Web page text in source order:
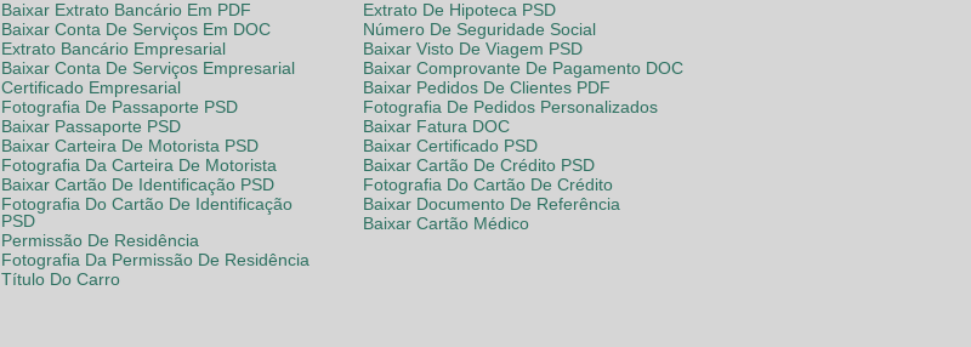
Baixar Extrato Bancário Em PDF
Baixar Conta De Serviços Em DOC
Extrato Bancário Empresarial
Baixar Conta De Serviços Empresarial
Certificado Empresarial
Fotografia De Passaporte PSD
Baixar Passaporte PSD
Baixar Carteira De Motorista PSD
Fotografia Da Carteira De Motorista
Baixar Cartão De Identificação PSD
Fotografia Do Cartão De Identificação
PSD
Permissão De Residência
Fotografia Da Permissão De Residência
Título Do Carro
Extrato De Hipoteca PSD
Número De Seguridade Social
Baixar Visto De Viagem PSD
Baixar Comprovante De Pagamento DOC
Baixar Pedidos De Clientes PDF
Fotografia De Pedidos Personalizados
Baixar Fatura DOC
Baixar Certificado PSD
Baixar Cartão De Crédito PSD
Fotografia Do Cartão De Crédito
Baixar Documento De Referência
Baixar Cartão Médico